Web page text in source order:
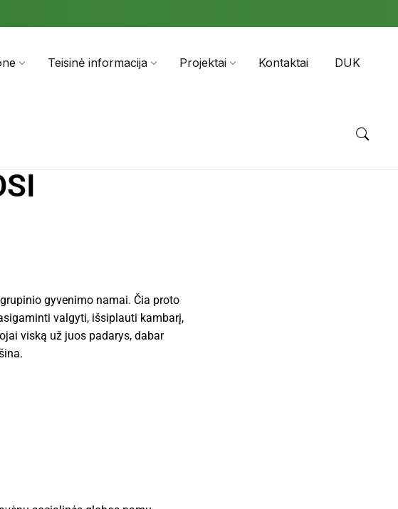
Teisinė informacija Projektai Kontaktai DUK
gyvenimo namai. Čia proto
valgyti, išsiplauti kambarį,
viską už juos padarys, dabar